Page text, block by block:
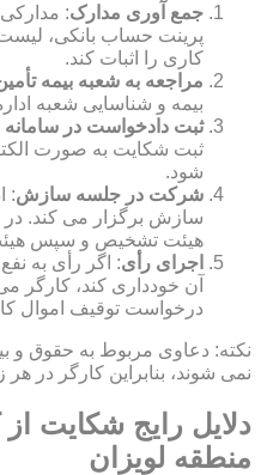
جمع آوری مدارک:
پرینت حساب بانکی،
کاری را اثبات کند.
مراجعه به شعبه بیمه
بیمه و شناسایی شعبه
ثبت دادخواست در سامانه
ثبت شکایت به صورت
شود.
شرکت در جلسه سازش:
سازش برگزار می کند. در
هیئت تشخیص و سپس
اجرای رأی: اگر رأی به
آن خودداری کند، کارگر می
درخواست توقیف اموال
نکته: دعاوی مربوط به حقوق و
نمی شوند، بنابراین کارگر در
دلایل رایج شکایت از
منطقه لویزان